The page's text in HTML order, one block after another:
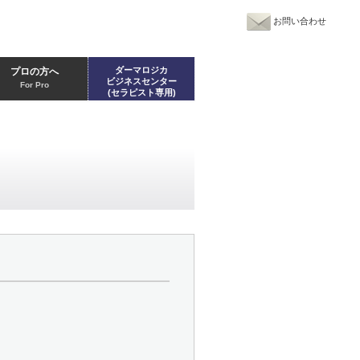
お問い合わせ
プロの方へ
For Pro
ダーマロジカ
ビジネスセンター
(セラピスト専用)